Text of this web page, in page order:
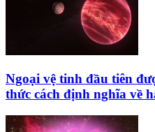
Ngoại vệ tinh đầu tiên
thức cách định nghĩa về